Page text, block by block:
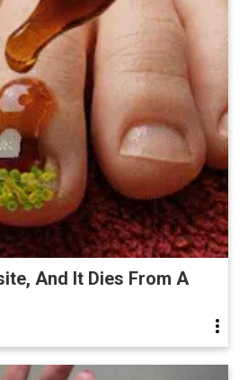
And It Dies From A